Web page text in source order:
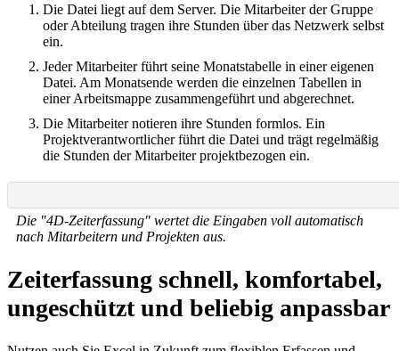
Die Datei liegt auf dem Server. Die Mitarbeiter der Gruppe
oder Abteilung tragen ihre Stunden über das Netzwerk selbst
ein.
Jeder Mitarbeiter führt seine Monatstabelle in einer eigenen
Datei. Am Monatsende werden die einzelnen Tabellen in
einer Arbeitsmappe zusammengeführt und abgerechnet.
Die Mitarbeiter notieren ihre Stunden formlos. Ein
Projektverantwortlicher führt die Datei und trägt regelmäßig
die Stunden der Mitarbeiter projektbezogen ein.
Die "4D-Zeiterfassung" wertet die Eingaben voll automatisch
nach Mitarbeitern und Projekten aus.
Zeiterfassung schnell, komfortabel,
ungeschützt und beliebig anpassbar